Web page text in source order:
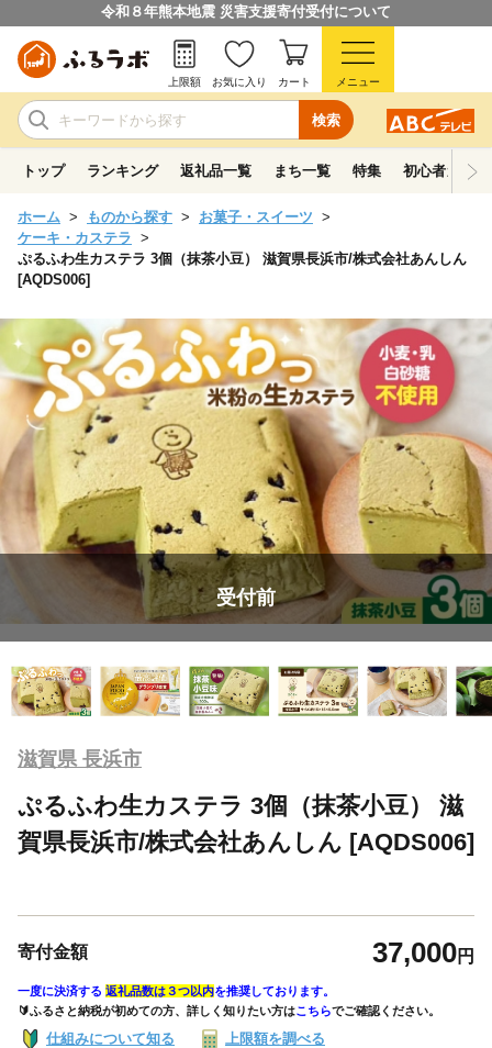
令和８年熊本地震 災害支援寄付受付について
検索
上限額 お気に入り カート メニュー
トップ ランキング 返礼品一覧 まち一覧 特集 初心者ガイド
ホーム ものから探す
お菓子・スイーツ
ケーキ・カステラ
ぷるふわ生カステラ 3個（抹茶小豆） 滋賀県長浜市/株式会社あんしん
[AQDS006]
受付前
滋賀県 長浜市
ぷるふわ生カステラ 3個（抹茶小豆） 滋
賀県長浜市/株式会社あんしん [AQDS006]
寄付金額 37,000円
一度に決済する 返礼品数は３つ以内を推奨しております。
🔰ふるさと納税が初めての方、詳しく知りたい方はこちらでご確認ください。
仕組みについて知る 上限額を調べる